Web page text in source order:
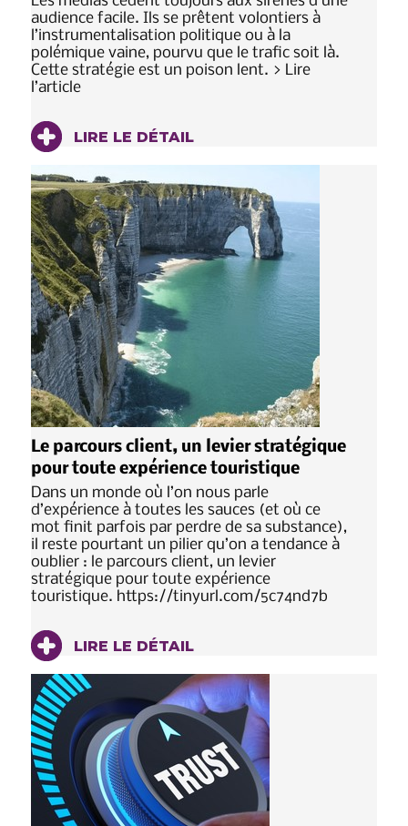
audience facile. Ils se prêtent volontiers à
l’instrumentalisation politique ou à la
polémique vaine, pourvu que le trafic soit là.
Cette stratégie est un poison lent. > Lire
l’article
LIRE LE DÉTAIL
Le parcours client, un levier stratégique
pour toute expérience touristique
Dans un monde où l’on nous parle
d’expérience à toutes les sauces (et où ce
mot finit parfois par perdre de sa substance),
il reste pourtant un pilier qu’on a tendance à
oublier : le parcours client, un levier
stratégique pour toute expérience
touristique. https://tinyurl.com/5c74nd7b
LIRE LE DÉTAIL